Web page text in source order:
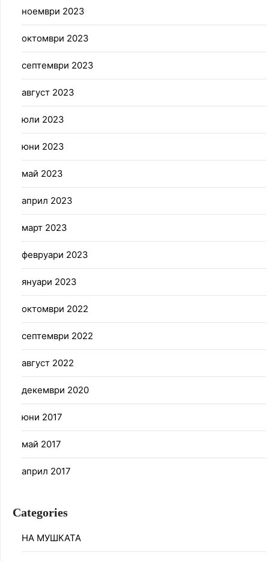
ноември 2023
октомври 2023
септември 2023
август 2023
юли 2023
юни 2023
май 2023
април 2023
март 2023
февруари 2023
януари 2023
октомври 2022
септември 2022
август 2022
декември 2020
юни 2017
май 2017
април 2017
Categories
НА МУШКАТА